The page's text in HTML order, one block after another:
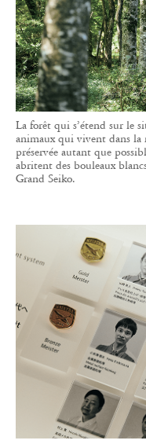
La forêt qui s’étend sur le
animaux qui vivent dans la
préservée autant que
abritent des bouleaux
Grand Seiko.